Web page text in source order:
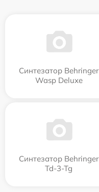
Синтезатор Behringer
Wasp Deluxe
Синтезатор Behringer
Td-3-Tg